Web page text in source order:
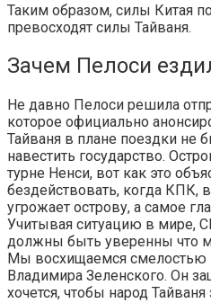
Таким образом, силы Китая
превосходят силы Тайваня.
Зачем Пелоси
Не давно Пелоси решила
которое официально
Тайваня в плане поездки не
навестить государство.
турне Ненси, вот как это
бездействовать, когда КПК,
угрожает острову, а самое
Учитывая ситуацию в мире,
должны быть уверенны что
Мы восхищаемся смелостью
Владимира Зеленского. Он
хочется, чтобы народ